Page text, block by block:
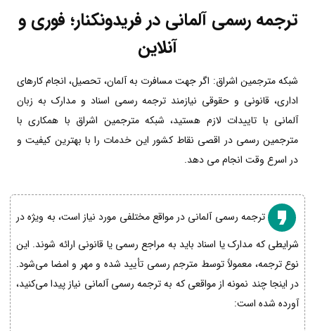
ترجمه رسمی آلمانی در فریدونکنار؛ فوری و
آنلاین
شبکه مترجمین اشراق: اگر جهت مسافرت به آلمان، تحصیل، انجام کارهای
اداری، قانونی و حقوقی نیازمند ترجمه رسمی اسناد و مدارک به زبان
آلمانی با تاییدات لازم هستید، شبکه مترجمین اشراق با همکاری با
مترجمین رسمی در اقصی نقاط کشور این خدمات را با بهترین کیفیت و
در اسرع وقت انجام می دهد.
ترجمه رسمی آلمانی در مواقع مختلفی مورد نیاز است، به ویژه در
شرایطی که مدارک یا اسناد باید به مراجع رسمی یا قانونی ارائه شوند. این
نوع ترجمه، معمولاً توسط مترجم رسمی تأیید شده و مهر و امضا می‌شود.
در اینجا چند نمونه از مواقعی که به ترجمه رسمی آلمانی نیاز پیدا می‌کنید،
آورده شده است: